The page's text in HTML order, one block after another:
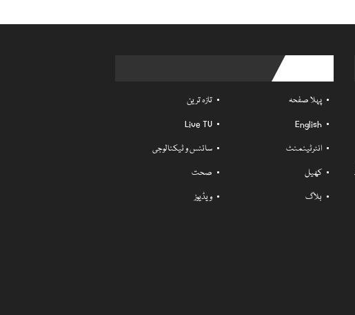
پہلا صفحہ
تازہ ترین
English
Live TV
انٹرٹینمنٹ
سائنس و ٹیکنالوجی
کھیل
صحت
بلاگ
ویڈیوز